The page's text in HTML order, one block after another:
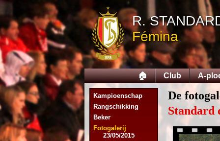
R.
Fémina
🏠 Club A-
Kampioenschap
Rangschikking
Beker
Fotogalerij
03/08/2014
16/08/2014
17/08/2014
06/09/2014
27/09/2014
11/10/2014
08/11/2014
15/11/2014
06/12/2014
13/12/2014
14/02/2015
21/02/2015
05/04/2015
23/05/2015
De
Standard